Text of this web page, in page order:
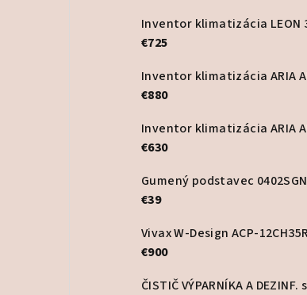
€725
€880
€630
Gumený podstavec 0402SGN
€39
€900